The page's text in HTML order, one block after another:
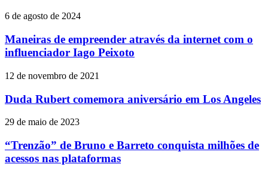
6 de agosto de 2024
Maneiras de empreender através da internet com o
influenciador Iago Peixoto
12 de novembro de 2021
Duda Rubert comemora aniversário em Los Angeles
29 de maio de 2023
“Trenzão” de Bruno e Barreto conquista milhões de
acessos nas plataformas